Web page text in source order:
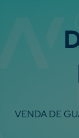
VENDA DE